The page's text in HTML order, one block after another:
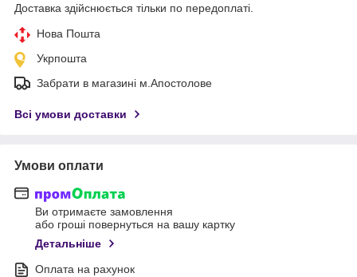
Доставка здійснюється тільки по передоплаті.
Нова Пошта
Укрпошта
Забрати в магазині м.Апостолове
Всі умови доставки
Умови оплати
Ви отримаєте замовлення
або гроші повернуться на вашу картку
Детальніше
Оплата на рахунок